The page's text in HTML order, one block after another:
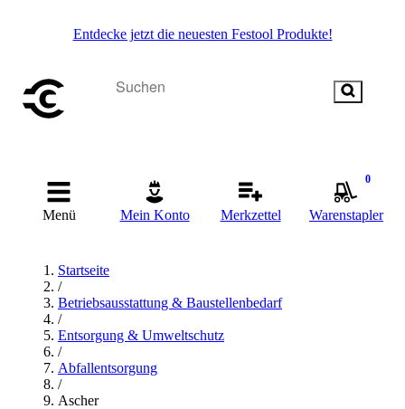
Entdecke jetzt die neuesten Festool Produkte!
Menü Mein Konto Merkzettel
0
Warenstapler
Startseite
/
Betriebsausstattung & Baustellenbedarf
/
Entsorgung & Umweltschutz
/
Abfallentsorgung
/
Ascher